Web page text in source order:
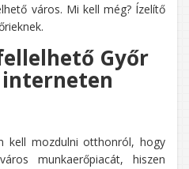
város. Mi kell még? Ízelítő
Győr
kell mozdulni otthonról, hogy
munkaerőpiacát, hiszen